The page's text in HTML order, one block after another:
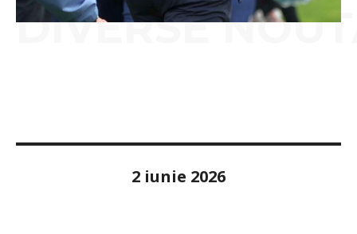
DIVERSE
2 iunie 2026